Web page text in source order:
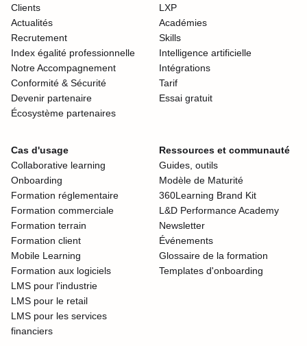
Clients
Actualités
Recrutement
Index égalité professionnelle
Notre Accompagnement
Conformité & Sécurité
Devenir partenaire
Écosystème partenaires
LXP
Académies
Skills
Intelligence artificielle
Intégrations
Tarif
Essai gratuit
Cas d'usage
Collaborative learning
Onboarding
Formation réglementaire
Formation commerciale
Formation terrain
Formation client
Mobile Learning
Formation aux logiciels
LMS pour l'industrie
LMS pour le retail
LMS pour les services
financiers
Ressources et communauté
Guides, outils
Modèle de Maturité
360Learning Brand Kit
L&D Performance Academy
Newsletter
Événements
Glossaire de la formation
Templates d'onboarding